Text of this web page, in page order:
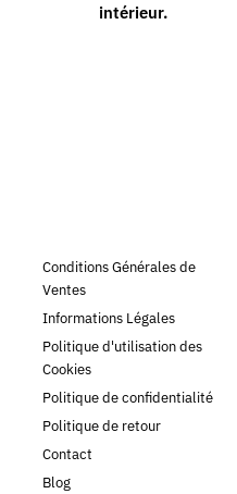
intérieur.
Conditions Générales de
Ventes
Informations Légales
Politique d'utilisation des
Cookies
Politique de confidentialité
Politique de retour
Contact
Blog